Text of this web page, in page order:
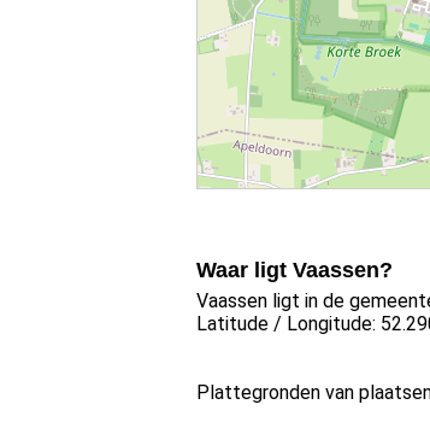
Waar ligt Vaassen?
Vaassen ligt in de
Latitude / Longitude:
Plattegronden van